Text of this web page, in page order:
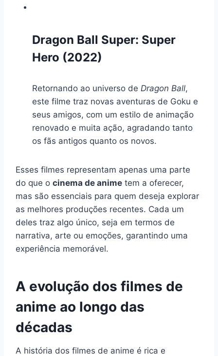
Dragon Ball Super: Super
Hero (2022)
Retornando ao universo de Dragon Ball,
este filme traz novas aventuras de Goku e
seus amigos, com um estilo de animação
renovado e muita ação, agradando tanto
os fãs antigos quanto os novos.
Esses filmes representam apenas uma parte
do que o cinema de anime tem a oferecer,
mas são essenciais para quem deseja explorar
as melhores produções recentes. Cada um
deles traz algo único, seja em termos de
narrativa, arte ou emoções, garantindo uma
experiência memorável.
A evolução dos filmes de
anime ao longo das
décadas
A história dos filmes de anime é rica e